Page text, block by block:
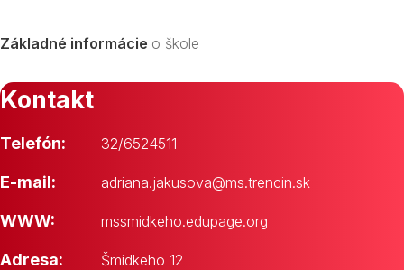
Základné informácie o škole
Kontakt
Telefón: 32/6524511
E-mail: adriana.jakusova@ms.trencin.sk
WWW: mssmidkeho.edupage.org
Adresa:
Šmidkeho 12